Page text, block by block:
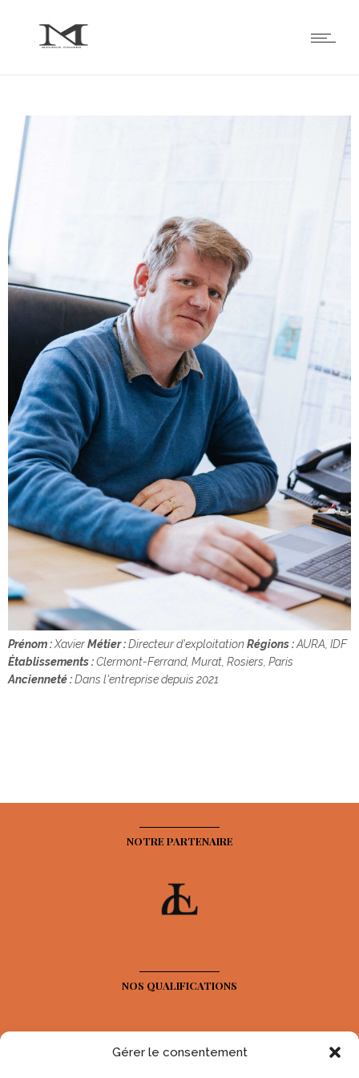
Gérer le consentement
Prénom :XavierMétier :Directeur d'exploitation Régions :AURA, IDF
Établissements :Clermont-Ferrand, Murat, Rosiers, Paris
Ancienneté :Dans l'entreprise depuis 2021
NOTRE PARTENAIRE
NOS QUALIFICATIONS